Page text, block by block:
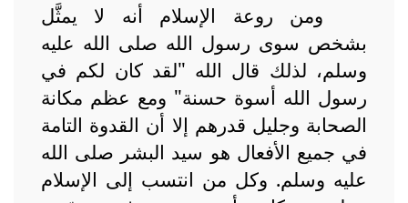
ومن روعة الإسلام أنه لا يمثَّل
بشخص سوى رسول الله صلى الله عليه
وسلم، لذلك قال الله "لقد كان لكم في
رسول الله أسوة حسنة" ومع عظم مكانة
الصحابة وجليل قدرهم إلا أن القدوة التامة
في جميع الأفعال هو سيد البشر صلى الله
عليه وسلم. وكل من انتسب إلى الإسلام